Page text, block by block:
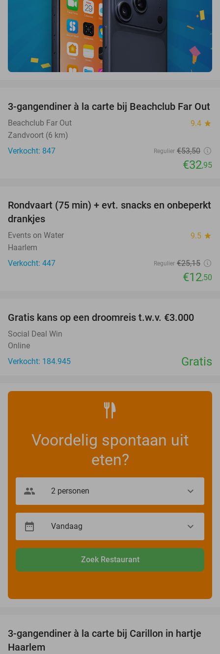
38%
3-gangendiner à la carte bij Beachclub Far Out
Beachclub Far Out 9.4 star
Zandvoort (6 km)
Verkocht: 847
Regulier €53,50
€32,95
50%
Rondvaart (75 min) + evt. snacks en onbeperkt
drankjes
Events on Water 9.5 star
Haarlem
Verkocht: 447
Regulier €25,15
€12,50
Gratis kans op een droomreis t.w.v. €3.000
Social Deal Win
Online
Verkocht: 184.945
Gratis
Voordelig spontaan uit
eten?
Zoek Restaurant
28%
3-gangendiner à la carte bij Carillon in hartje
Haarlem